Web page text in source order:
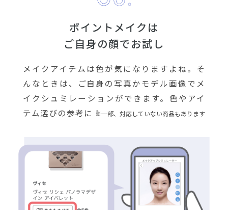
ポイントメイクは
ご自身の顔でお試し
メイクアイテムは色が気になりますよね。そ
んなときは、ご自身の写真かモデル画像でメ
イクシュミレーションができます。色やアイ
テム選びの参考に！※一部、対応していない商品もあります